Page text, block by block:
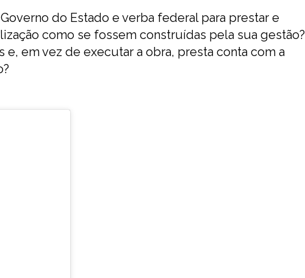
do Estado e verba federal para prestar e
como se fossem construídas pela sua gestão?
em vez de executar a obra, presta conta com a